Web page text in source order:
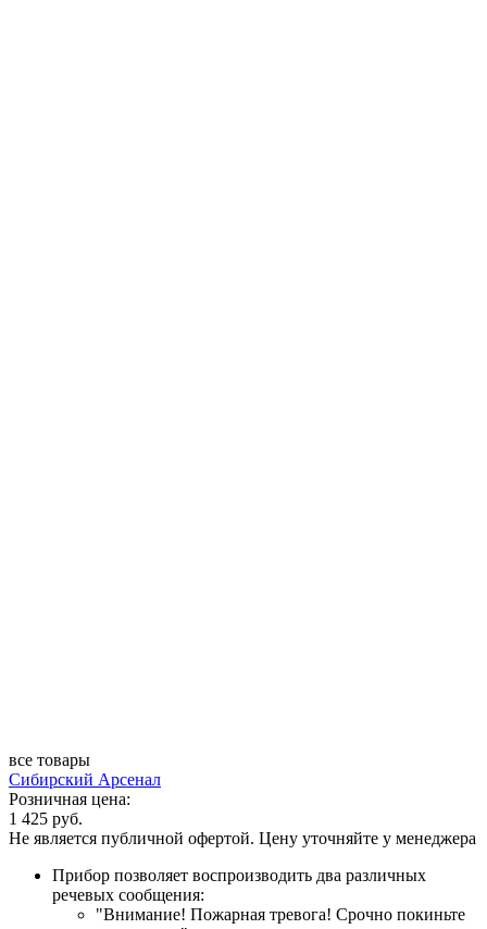
все товары
Сибирский Арсенал
Розничная цена:
1 425 руб.
Не является публичной офертой. Цену уточняйте у менеджера
Прибор позволяет воспроизводить два различных
речевых сообщения:
"Внимание! Пожарная тревога! Срочно покиньте